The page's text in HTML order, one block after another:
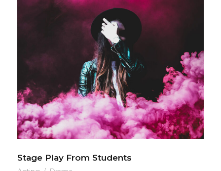
Stage Play From Students